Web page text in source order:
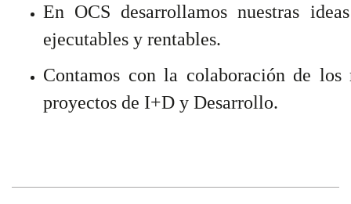
En OCS desarrollamos nuestras
ejecutables y rentables.
Contamos con la colaboración de los
proyectos de I+D y Desarrollo.